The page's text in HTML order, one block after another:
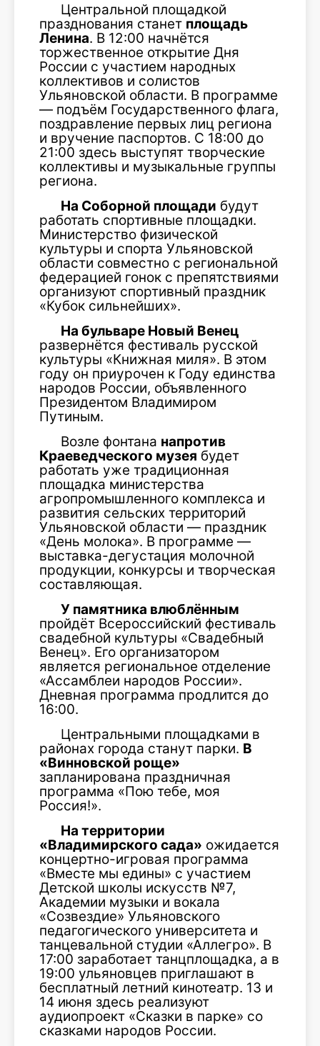
Центральной площадкой
празднования станет площадь
Ленина. В 12:00 начнётся
торжественное открытие Дня
России с участием народных
коллективов и солистов
Ульяновской области. В программе
— подъём Государственного флага,
поздравление первых лиц региона
и вручение паспортов. С 18:00 до
21:00 здесь выступят творческие
коллективы и музыкальные группы
региона.
На Соборной площади будут
работать спортивные площадки.
Министерство физической
культуры и спорта Ульяновской
области совместно с региональной
федерацией гонок с препятствиями
организуют спортивный праздник
«Кубок сильнейших».
На бульваре Новый Венец
развернётся фестиваль русской
культуры «Книжная миля». В этом
году он приурочен к Году единства
народов России, объявленного
Президентом Владимиром
Путиным.
Возле фонтана напротив
Краеведческого музея будет
работать уже традиционная
площадка министерства
агропромышленного комплекса и
развития сельских территорий
Ульяновской области — праздник
«День молока». В программе —
выставка-дегустация молочной
продукции, конкурсы и творческая
составляющая.
У памятника влюблённым
пройдёт Всероссийский фестиваль
свадебной культуры «Свадебный
Венец». Его организатором
является региональное отделение
«Ассамблеи народов России».
Дневная программа продлится до
16:00.
Центральными площадками в
районах города станут парки. В
«Винновской роще»
запланирована праздничная
программа «Пою тебе, моя
Россия!».
На территории
«Владимирского сада» ожидается
концертно-игровая программа
«Вместе мы едины» с участием
Детской школы искусств №7,
Академии музыки и вокала
«Созвездие» Ульяновского
педагогического университета и
танцевальной студии «Аллегро». В
17:00 заработает танцплощадка, а в
19:00 ульяновцев приглашают в
бесплатный летний кинотеатр. 13 и
14 июня здесь реализуют
аудиопроект «Сказки в парке» со
сказками народов России.